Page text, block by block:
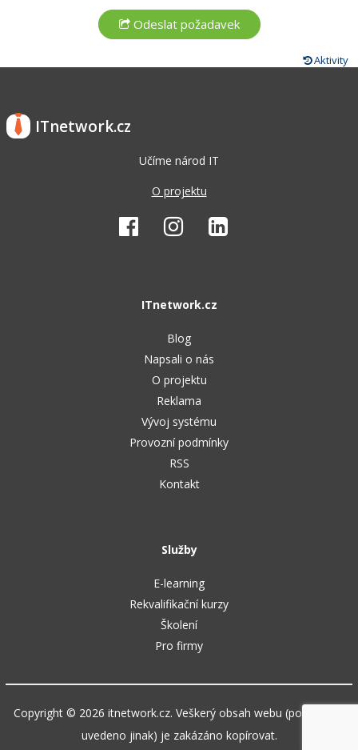
Aktivity
ITnetwork.cz
Učíme národ IT
O projektu
ITnetwork.cz
Blog
Napsali o nás
O projektu
Reklama
Vývoj systému
Provozní podmínky
RSS
Kontakt
Služby
E-learning
Rekvalifikační kurzy
Školení
Pro firmy
Copyright © 2026 itnetwork.cz. Veškerý obsah webu (pokud není
uvedeno jinak) je zakázáno kopírovat.